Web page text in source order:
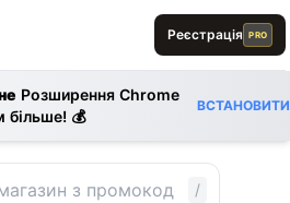
B
B
1
цін і знижки
Реєстрація PRO
Розширення Chrome
більше! 💰
ВСТАНОВИТИ
/